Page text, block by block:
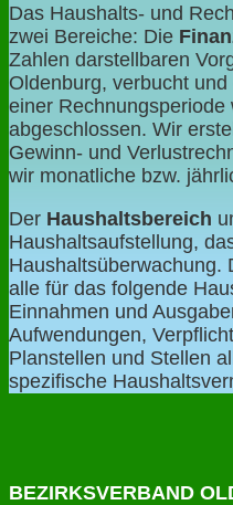
Das Haushalts- und
zwei Bereiche: Die
Zahlen darstellbaren
Oldenburg, verbucht
einer Rechnungsperiode
abgeschlossen. Wir
Gewinn- und
wir monatliche bzw.
Der Haushaltsbereich
Haushaltsaufstellung,
Haushaltsüberwachung.
alle für das folgende
Einnahmen und
Aufwendungen,
Planstellen und Stellen
spezifische
BEZIRKSVERBAND